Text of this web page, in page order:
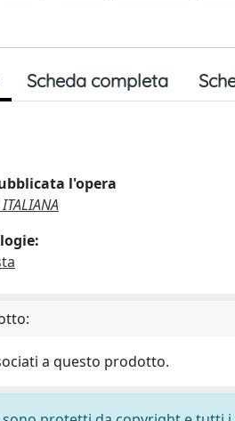
Scheda completa
l'opera
a questo prodotto.